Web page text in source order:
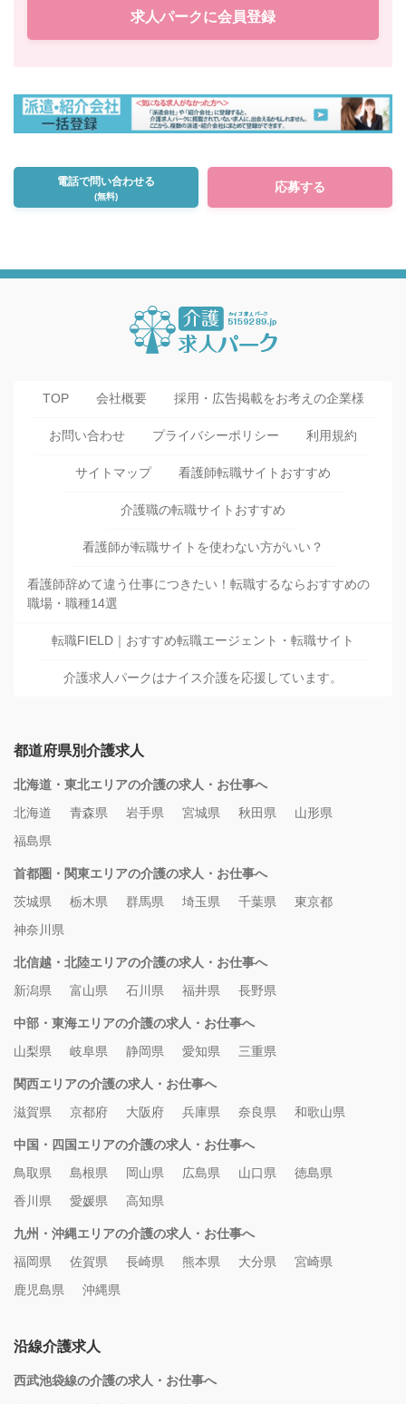
求人パークに会員登録
電話で問い合わせる
(無料)
応募する
TOP 会社概要 採用・広告掲載をお考えの企業様
お問い合わせ プライバシーポリシー 利用規約
サイトマップ 看護師転職サイトおすすめ
介護職の転職サイトおすすめ
看護師が転職サイトを使わない方がいい？
看護師辞めて違う仕事につきたい！転職するならおすすめの
職場・職種14選
転職FIELD｜おすすめ転職エージェント・転職サイト
介護求人パークはナイス介護を応援しています。
都道府県別介護求人
北海道・東北エリアの介護の求人・お仕事へ
北海道
青森県 岩手県 宮城県 秋田県
山形県
福島県
首都圏・関東エリアの介護の求人・お仕事へ
茨城県
栃木県 群馬県 埼玉県 千葉県
東京都
神奈川県
北信越・北陸エリアの介護の求人・お仕事へ
新潟県
富山県 石川県 福井県 長野県
中部・東海エリアの介護の求人・お仕事へ
山梨県
岐阜県 静岡県 愛知県 三重県
関西エリアの介護の求人・お仕事へ
滋賀県
京都府 大阪府 兵庫県 奈良県 和歌山県
中国・四国エリアの介護の求人・お仕事へ
鳥取県
島根県 岡山県 広島県 山口県
徳島県
香川県
愛媛県 高知県
九州・沖縄エリアの介護の求人・お仕事へ
福岡県
佐賀県 長崎県 熊本県 大分県
宮崎県
鹿児島県
沖縄県
沿線介護求人
西武池袋線の介護の求人・お仕事へ